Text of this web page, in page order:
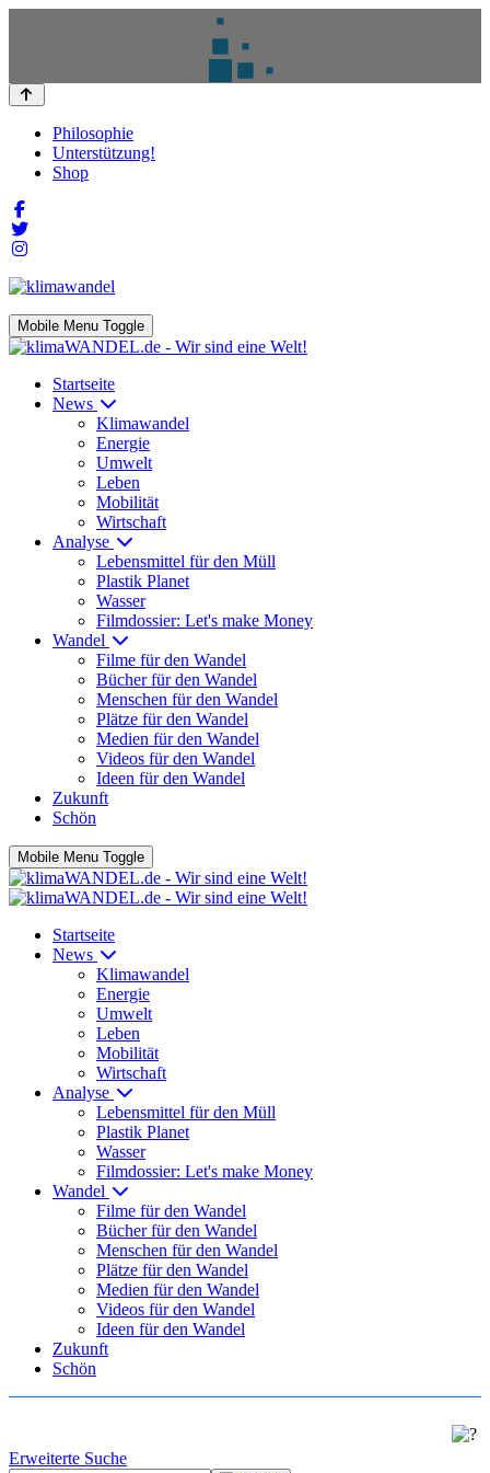
Philosophie
Unterstützung!
Shop
Mobile Menu Toggle
Startseite
News
Klimawandel
Energie
Umwelt
Leben
Mobilität
Wirtschaft
Analyse
Lebensmittel für den Müll
Plastik Planet
Wasser
Filmdossier: Let's make Money
Wandel
Filme für den Wandel
Bücher für den Wandel
Menschen für den Wandel
Plätze für den Wandel
Medien für den Wandel
Videos für den Wandel
Ideen für den Wandel
Zukunft
Schön
Mobile Menu Toggle
Startseite
News
Klimawandel
Energie
Umwelt
Leben
Mobilität
Wirtschaft
Analyse
Lebensmittel für den Müll
Plastik Planet
Wasser
Filmdossier: Let's make Money
Wandel
Filme für den Wandel
Bücher für den Wandel
Menschen für den Wandel
Plätze für den Wandel
Medien für den Wandel
Videos für den Wandel
Ideen für den Wandel
Zukunft
Schön
Erweiterte Suche